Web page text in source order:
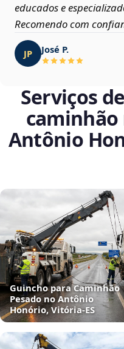
educados e
Recomendo com
JP José P.
Serviços
caminhão
Antônio
Guincho para Caminhão
Pesado no Antônio
Honório, Vitória‑ES